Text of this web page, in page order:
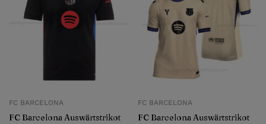
FC BARCELONA
FC Barcelona Auswärtstrikot
FC BARCELONA
FC Barcelona Auswärtstrikot